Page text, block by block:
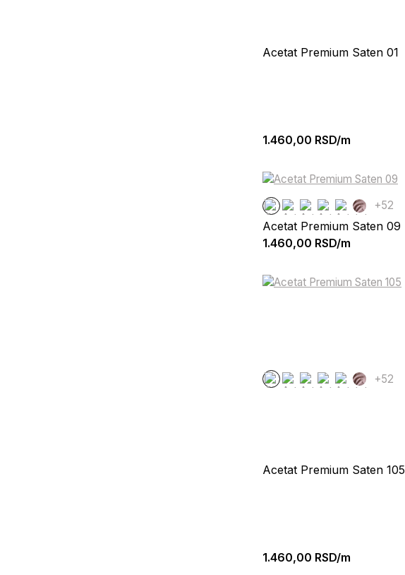
Acetat Premium Saten 01
1.460,00 RSD/m
+52
Acetat Premium Saten 09
1.460,00 RSD/m
+52
Acetat Premium Saten 105
1.460,00 RSD/m